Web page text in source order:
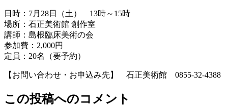
日時：7月28日（土） 13時～15時
場所：石正美術館 創作室
講師：島根臨床美術の会
参加費：2,000円
定員：20名（要予約）
【お問い合わせ・お申込み先】 石正美術館 0855-32-4388
この投稿へのコメント